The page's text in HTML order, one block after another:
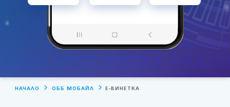
НАЧАЛО ОББ МОБАЙЛ Е-ВИНЕТКА